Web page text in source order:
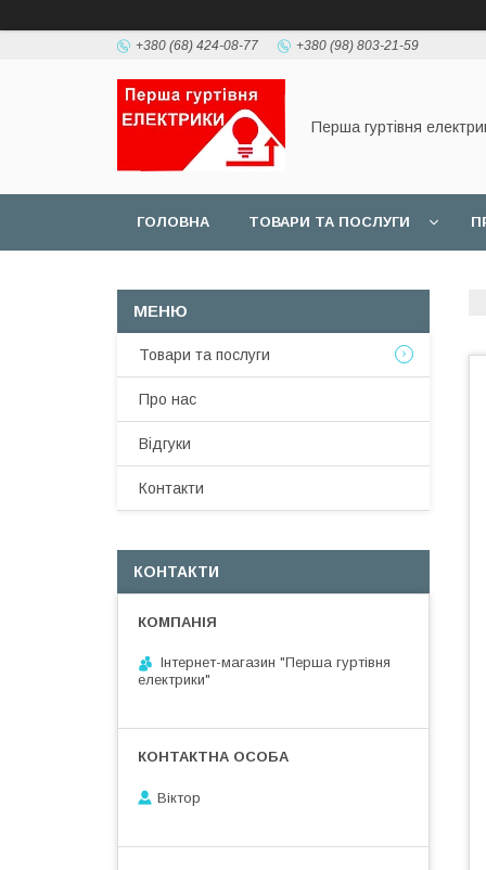
+380 (68) 424-08-77 +380 (98) 803-21-59
Перша гуртівня
ГОЛОВНА ТОВАРИ ТА ПОСЛУГИ
Товари та послуги
Про нас
Відгуки
Контакти
КОНТАКТИ
Інтернет-магазин "Перша гуртівня
електрики"
Віктор